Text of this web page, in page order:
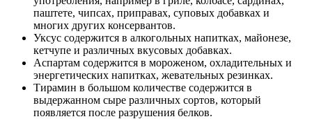
паштете, чипсах, приправах, суповых добавках и
многих других консервантов.
Уксус содержится в алкогольных напитках, майонезе,
кетчупе и различных вкусовых добавках.
Аспартам содержится в мороженом, охладительных и
энергетических напитках, жевательных резинках.
Тирамин в большом количестве содержится в
выдержанном сыре различных сортов, который
появляется после разрушения белков.